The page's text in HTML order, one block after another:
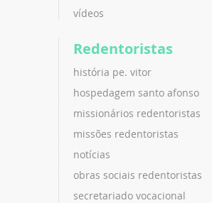
vídeos
Redentoristas
história pe. vitor
hospedagem santo afonso
missionários redentoristas
missões redentoristas
notícias
obras sociais redentoristas
secretariado vocacional